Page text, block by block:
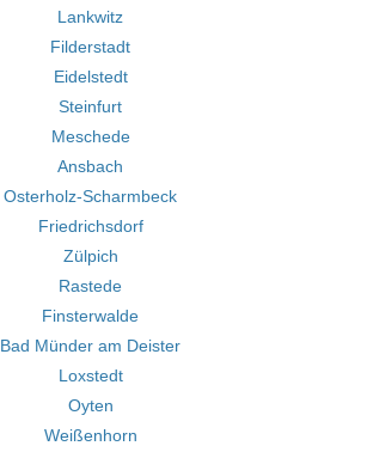
Lankwitz
Filderstadt
Eidelstedt
Steinfurt
Meschede
Ansbach
Osterholz-Scharmbeck
Friedrichsdorf
Zülpich
Rastede
Finsterwalde
Bad Münder am Deister
Loxstedt
Oyten
Weißenhorn